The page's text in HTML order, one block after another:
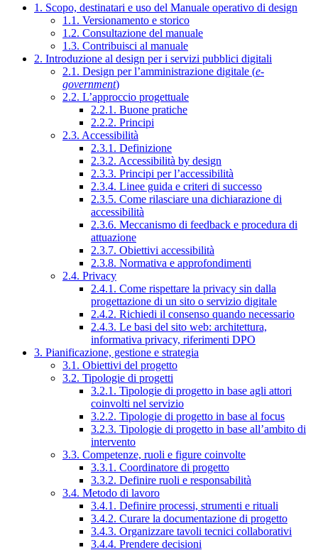
1. Scopo, destinatari e uso del Manuale operativo di design
1.1. Versionamento e storico
1.2. Consultazione del manuale
1.3. Contribuisci al manuale
2. Introduzione al design per i servizi pubblici digitali
2.1. Design per l’amministrazione digitale (e-
government)
2.2. L’approccio progettuale
2.2.1. Buone pratiche
2.2.2. Principi
2.3. Accessibilità
2.3.1. Definizione
2.3.2. Accessibilità by design
2.3.3. Principi per l’accessibilità
2.3.4. Linee guida e criteri di successo
2.3.5. Come rilasciare una dichiarazione di
accessibilità
2.3.6. Meccanismo di feedback e procedura di
attuazione
2.3.7. Obiettivi accessibilità
2.3.8. Normativa e approfondimenti
2.4. Privacy
2.4.1. Come rispettare la privacy sin dalla
progettazione di un sito o servizio digitale
2.4.2. Richiedi il consenso quando necessario
2.4.3. Le basi del sito web: architettura,
informativa privacy, riferimenti DPO
3. Pianificazione, gestione e strategia
3.1. Obiettivi del progetto
3.2. Tipologie di progetti
3.2.1. Tipologie di progetto in base agli attori
coinvolti nel servizio
3.2.2. Tipologie di progetto in base al focus
3.2.3. Tipologie di progetto in base all’ambito di
intervento
3.3. Competenze, ruoli e figure coinvolte
3.3.1. Coordinatore di progetto
3.3.2. Definire ruoli e responsabilità
3.4. Metodo di lavoro
3.4.1. Definire processi, strumenti e rituali
3.4.2. Curare la documentazione di progetto
3.4.3. Organizzare tavoli tecnici collaborativi
3.4.4. Prendere decisioni